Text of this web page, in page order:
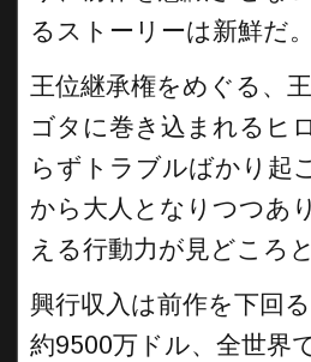
るストーリーは新鮮だ。
王位継承権をめぐる、
ゴタに巻き込まれるヒ
らずトラブルばかり起
から大人となりつつあ
える行動力が見どころ
興行収入は前作を下回
約9500万ドル、全世界